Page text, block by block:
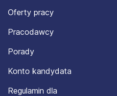
Oferty pracy
Pracodawcy
Porady
Konto kandydata
Regulamin dla